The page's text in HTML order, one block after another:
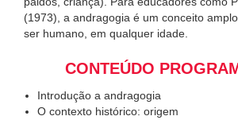
(1973), a andragogia é um conceito
ser humano, em qualquer idade.
CONTEÚDO
Introdução a andragogia
O contexto histórico: origem